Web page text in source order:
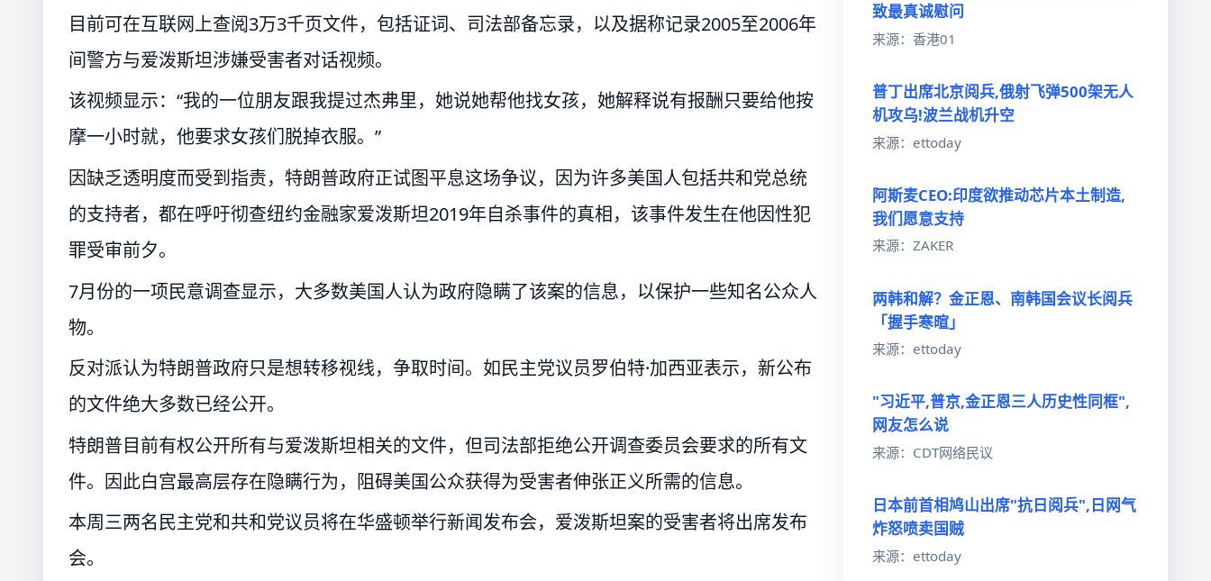
目前可在互联网上查阅3万3千页文件，包括证词、司法部备忘录，以及据称记录2005至2006年
间警方与爱泼斯坦涉嫌受害者对话视频。
该视频显示：“我的一位朋友跟我提过杰弗里，她说她帮他找女孩，她解释说有报酬只要给他按
摩一小时就，他要求女孩们脱掉衣服。”
因缺乏透明度而受到指责，特朗普政府正试图平息这场争议，因为许多美国人包括共和党总统
的支持者，都在呼吁彻查纽约金融家爱泼斯坦2019年自杀事件的真相，该事件发生在他因性犯
罪受审前夕。
7月份的一项民意调查显示，大多数美国人认为政府隐瞒了该案的信息，以保护一些知名公众人
物。
反对派认为特朗普政府只是想转移视线，争取时间。如民主党议员罗伯特·加西亚表示，新公布
的文件绝大多数已经公开。
特朗普目前有权公开所有与爱泼斯坦相关的文件，但司法部拒绝公开调查委员会要求的所有文
件。因此白宫最高层存在隐瞒行为，阻碍美国公众获得为受害者伸张正义所需的信息。
本周三两名民主党和共和党议员将在华盛顿举行新闻发布会，爱泼斯坦案的受害者将出席发布
会。
致最真诚慰问
来源：香港01
普丁出席北京阅兵,俄射飞弹500架无人
机攻乌!波兰战机升空
来源：ettoday
阿斯麦CEO:印度欲推动芯片本土制造,
我们愿意支持
来源：ZAKER
两韩和解？金正恩、南韩国会议长阅兵
「握手寒暄」
来源：ettoday
"习近平,普京,金正恩三人历史性同框",
网友怎么说
来源：CDT网络民议
日本前首相鸠山出席"抗日阅兵",日网气
炸怒喷卖国贼
来源：ettoday